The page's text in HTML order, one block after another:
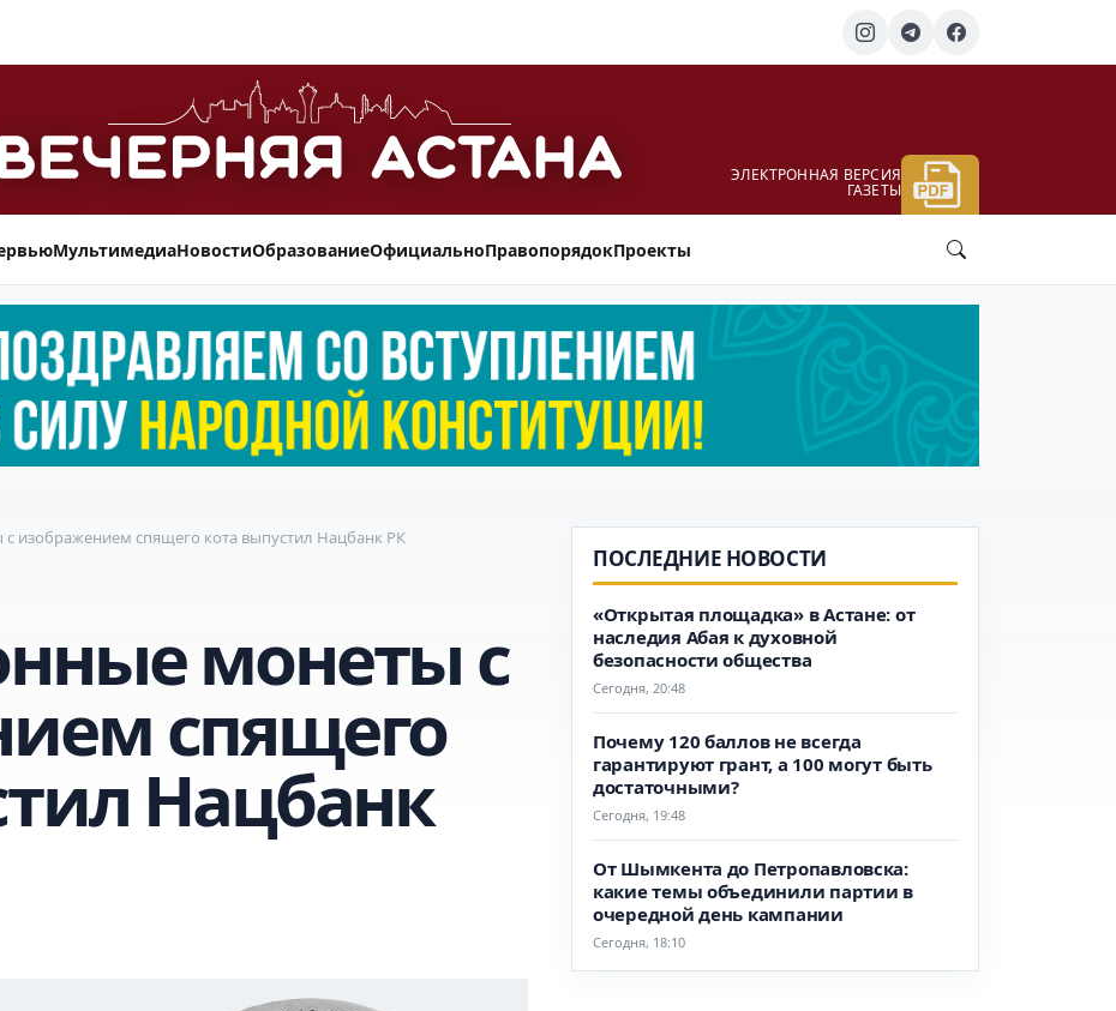
ЭЛЕКТРОННАЯ ВЕРСИЯ
ГАЗЕТЫ
МультимедиаНовостиОбразованиеОфициальноПравопорядокПроекты
изображением спящего кота выпустил Нацбанк РК
монеты с
спящего
Нацбанк
ПОСЛЕДНИЕ НОВОСТИ
«Открытая площадка» в Астане: от
наследия Абая к духовной
безопасности общества
Сегодня, 20:48
Почему 120 баллов не всегда
гарантируют грант, а 100 могут быть
достаточными?
Сегодня, 19:48
От Шымкента до Петропавловска:
какие темы объединили партии в
очередной день кампании
Сегодня, 18:10